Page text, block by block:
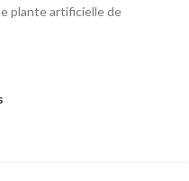
plante artificielle de